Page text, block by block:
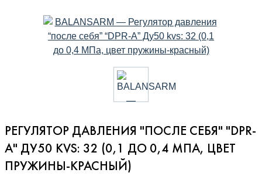
РЕГУЛЯТОР ДАВЛЕНИЯ "ПОСЛЕ СЕБЯ" "DPR-
A" ДУ50 KVS: 32 (0,1 ДО 0,4 МПА, ЦВЕТ
ПРУЖИНЫ-КРАСНЫЙ)